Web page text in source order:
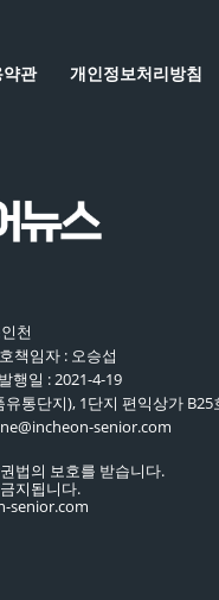
약관 개인정보처리방침
천
책임자 : 오승섭
행일 : 2021-4-19
통단지), 1단지 편익상가 B25
senior.com
법의 보호를 받습니다.
지됩니다.
senior.com